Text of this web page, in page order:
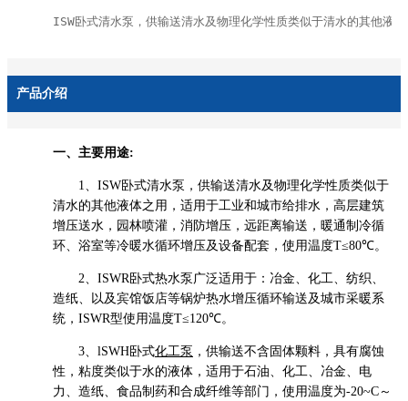
ISW卧式清水泵，供输送清水及物理化学性质类似于清水的其他
产品介绍
一、主要用途:
1、ISW卧式清水泵，供输送清水及物理化学性质类似于
清水的其他液体之用，适用于工业和城市给排水，高层建筑
增压送水，园林喷灌，消防增压，远距离输送，暖通制冷循
环、浴室等冷暖水循环增压及设备配套，使用温度T≤80℃。
2、ISWR卧式热水泵广泛适用于：冶金、化工、纺织、
造纸、以及宾馆饭店等锅炉热水增压循环输送及城市采暖系
统，ISWR型使用温度T≤120℃。
3、lSWH卧式化工泵 ，供输送不含固体颗料，具有腐蚀
性，粘度类似于水的液体，适用于石油、化工、冶金、电
力、造纸、食品制药和合成纤维等部门，使用温度为-20~C～